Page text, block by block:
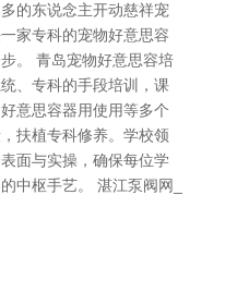
的东说念主开动慈祥宠
家专科的宠物好意思容
。 青岛宠物好意思容培
、专科的手段培训，课
意思容器用使用等多个
扶植专科修养。学校领
面与实操，确保每位学
中枢手艺。 湛江泵阀网_